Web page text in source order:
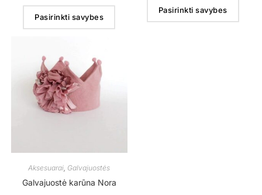
Pasirinkti savybes
Pasirinkti savybes
Aksesuarai, Galvajuostės
Galvajuostė karūna Nora